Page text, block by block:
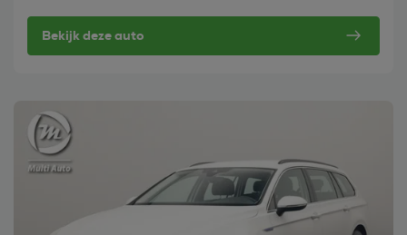
Bekijk deze auto
Bekijk deze auto